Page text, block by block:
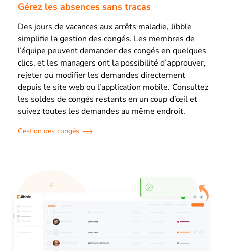
Gérez les absences sans tracas
Des jours de vacances aux arrêts maladie, Jibble
simplifie la gestion des congés. Les membres de
l’équipe peuvent demander des congés en quelques
clics, et les managers ont la possibilité d’approuver,
rejeter ou modifier les demandes directement
depuis le site web ou l’application mobile. Consultez
les soldes de congés restants en un coup d’œil et
suivez toutes les demandes au même endroit.
Gestion des congés